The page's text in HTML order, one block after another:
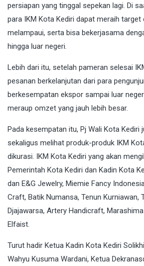
persiapan yang tinggal sepekan lagi. Di
para IKM Kota Kediri dapat meraih target
melampaui, serta bisa bekerjasama
hingga luar negeri.
Lebih dari itu, setelah pameran selesai
pesanan berkelanjutan dari para
berkesempatan ekspor sampai luar
meraup omzet yang jauh lebih besar.
Pada kesempatan itu, Pj Wali Kota Kediri
sekaligus melihat produk-produk IKM
dikurasi. IKM Kota Kediri yang akan
Pemerintah Kota Kediri dan Kadin Kota
dan E&G Jewelry, Miemie Fancy
Craft, Batik Numansa, Tenun Kurniawan,
Djajawarsa, Artery Handicraft,
Elfaist.
Turut hadir Ketua Kadin Kota Kediri
Wahyu Kusuma Wardani, Ketua